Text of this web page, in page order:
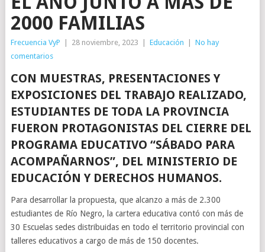
2000 FAMILIAS
Frecuencia VyP 28 noviembre, 2023 Educación
No hay
comentarios
CON MUESTRAS, PRESENTACIONES Y
EXPOSICIONES DEL TRABAJO REALIZADO,
ESTUDIANTES DE TODA LA PROVINCIA
FUERON PROTAGONISTAS DEL CIERRE DEL
PROGRAMA EDUCATIVO “SÁBADO PARA
ACOMPAÑARNOS”, DEL MINISTERIO DE
EDUCACIÓN Y DERECHOS HUMANOS.
Para desarrollar la propuesta, que alcanzo a más de 2.300
estudiantes de Río Negro, la cartera educativa contó con más de
30 Escuelas sedes distribuidas en todo el territorio provincial con
talleres educativos a cargo de más de 150 docentes.